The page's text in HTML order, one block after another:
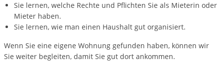
Sie lernen, welche Rechte und Pflichten Sie als Mieterin oder
Mieter haben.
Sie lernen, wie man einen Haushalt gut organisiert.
Wenn Sie eine eigene Wohnung gefunden haben, können wir
Sie weiter begleiten, damit Sie gut dort ankommen.